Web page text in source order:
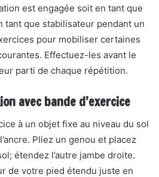
est engagée soit en tant que
tant que stabilisateur pendant un
pour mobiliser certaines
Effectuez-les avant le
parti de chaque répétition.
avec bande d’exercice
à un objet fixe au niveau du sol
Pliez un genou et placez
étendez l’autre jambe droite.
de votre pied étendu juste en